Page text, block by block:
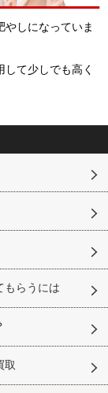
やしになっていま
て少しでも高く
もらうには
取